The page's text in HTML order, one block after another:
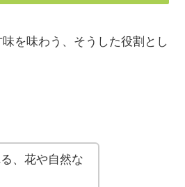
を味わう、そうした役割とし
、花や自然な